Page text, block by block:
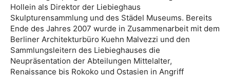
Hollein als Direktor der Liebieghaus
Skulpturensammlung und des Städel Museums. Bereits
Ende des Jahres 2007 wurde in Zusammenarbeit mit dem
Berliner Architekturbüro Kuehn Malvezzi und den
Sammlungsleitern des Liebieghauses die
Neupräsentation der Abteilungen Mittelalter,
Renaissance bis Rokoko und Ostasien in Angriff